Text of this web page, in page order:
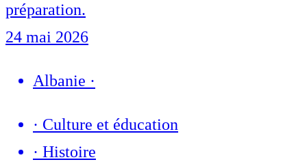
préparation.
24 mai 2026
Albanie ·
· Culture et éducation
· Histoire